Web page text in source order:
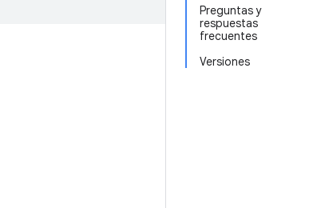
Preguntas y
respuestas
frecuentes
Versiones